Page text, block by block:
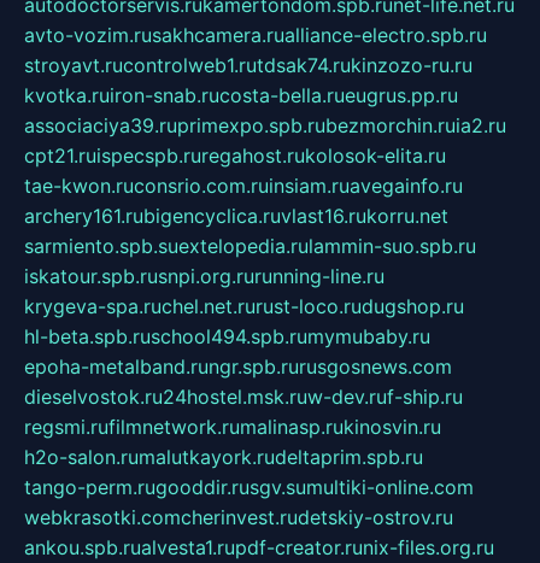
avto-vozim.rusakhcamera.rualliance-electro.spb.ru
stroyavt.rucontrolweb1.rutdsak74.rukinzozo-ru.ru
kvotka.ruiron-snab.rucosta-bella.rueugrus.pp.ru
associaciya39.ruprimexpo.spb.rubezmorchin.ruia2.ru
cpt21.ruispecspb.ruregahost.rukolosok-elita.ru
tae-kwon.ruconsrio.com.ruinsiam.ruavegainfo.ru
archery161.rubigencyclica.ruvlast16.rukorru.net
sarmiento.spb.suextelopedia.rulammin-suo.spb.ru
iskatour.spb.rusnpi.org.rurunning-line.ru
krygeva-spa.ruchel.net.rurust-loco.rudugshop.ru
hl-beta.spb.ruschool494.spb.rumymubaby.ru
epoha-metalband.rungr.spb.rurusgosnews.com
dieselvostok.ru24hostel.msk.ruw-dev.ruf-ship.ru
regsmi.rufilmnetwork.rumalinasp.rukinosvin.ru
h2o-salon.rumalutkayork.rudeltaprim.spb.ru
tango-perm.rugooddir.rusgv.sumultiki-online.com
webkrasotki.comcherinvest.rudetskiy-ostrov.ru
ankou.spb.rualvesta1.rupdf-creator.runix-files.org.ru